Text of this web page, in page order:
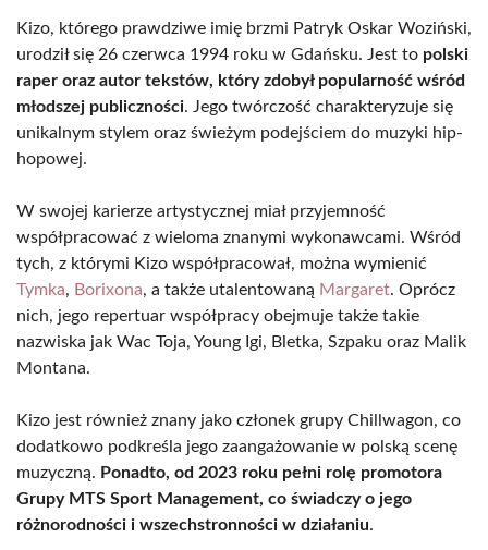
Kizo, którego prawdziwe imię brzmi Patryk Oskar Woziński,
urodził się 26 czerwca 1994 roku w Gdańsku. Jest to polski
raper oraz autor tekstów, który zdobył popularność wśród
młodszej publiczności. Jego twórczość charakteryzuje się
unikalnym stylem oraz świeżym podejściem do muzyki hip-
hopowej.
W swojej karierze artystycznej miał przyjemność
współpracować z wieloma znanymi wykonawcami. Wśród
tych, z którymi Kizo współpracował, można wymienić
Tymka, Borixona, a także utalentowaną Margaret. Oprócz
nich, jego repertuar współpracy obejmuje także takie
nazwiska jak Wac Toja, Young Igi, Bletka, Szpaku oraz Malik
Montana.
Kizo jest również znany jako członek grupy Chillwagon, co
dodatkowo podkreśla jego zaangażowanie w polską scenę
muzyczną. Ponadto, od 2023 roku pełni rolę promotora
Grupy MTS Sport Management, co świadczy o jego
różnorodności i wszechstronności w działaniu.